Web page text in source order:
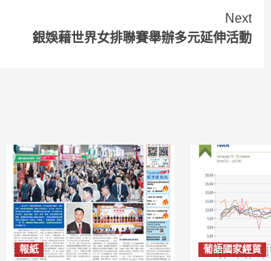
Next
銀娛藉世界女排聯賽舉辦多元延伸活動
報紙 葡語國家經貿